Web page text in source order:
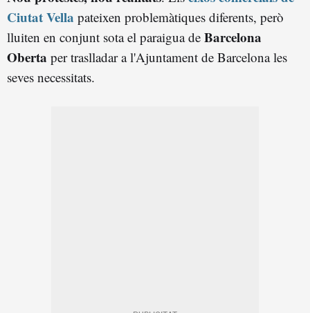
Ciutat Vella pateixen problemàtiques diferents, però
lluiten en conjunt sota el paraigua de Barcelona
Oberta per traslladar a l'Ajuntament de Barcelona les
seves necessitats.